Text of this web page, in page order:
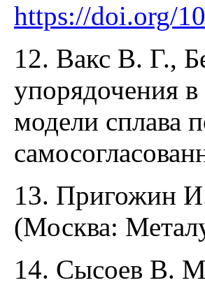
https://doi.org/
12. Вакс В. Г.,
упорядочения
модели сплава
13. Пригожин
(Москва:
14. Сысоев В.